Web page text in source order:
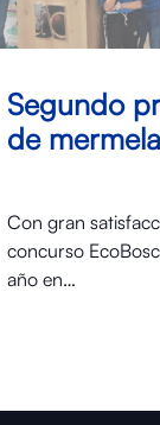
Segundo
de
Con gran
concurso
año en…